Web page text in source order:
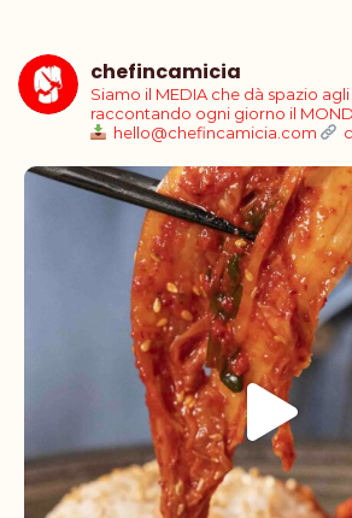
chefincamicia
Siamo il MEDIA che dà spazio
raccontando ogni giorno il
hello@chefincamicia.com